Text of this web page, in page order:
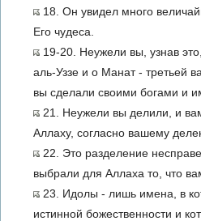
18. Он увидел много
Его чудеса.
19-20. Неужели вы, узнав
аль-Уззе и о Манат - третьей
вы сделали своими богами и
21. Неужели вы делили, и
Аллаху, согласно вашему
22. Это разделение
выбрали для Аллаха то, что
23. Идолы - лишь имена, в
истинной божественности и